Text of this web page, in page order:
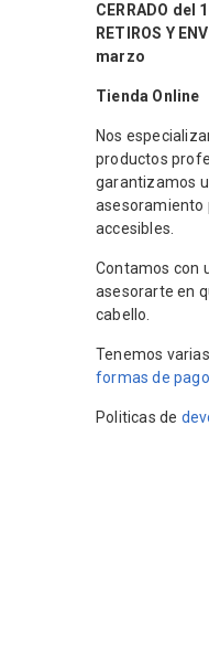
CERRADO del
RETIROS Y
marzo
Tienda Online
Nos
productos
garantizamos
asesoramiento
accesibles.
Contamos con
asesorarte en
cabello.
Tenemos varias
formas de
Politicas de